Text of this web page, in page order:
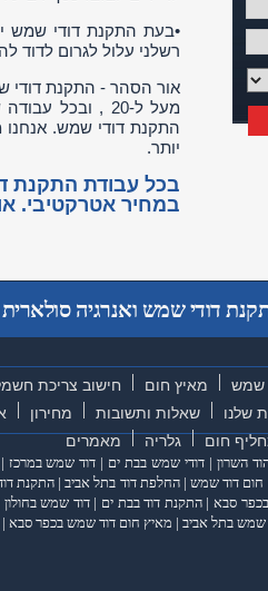
•בעת התקנת דודי שמש
רשלני עלול לגרום
אור הסהר - התקנת דודי
מעל ל-20 ,
התקנת דודי שמש. אנחנו
יותר.
בכל עבודת התקנת
במחיר אטרקטיבי.
השרון| דודי שמש בבת ים | דוד שמש במרכז
חום דוד שמש|החלפת דוד בתל אביב| התקנת
סבא |התקנת דוד בבת ים |דוד שמש בחולון
שמש בתל אביב | מאיץ חום דוד שמש בכפר סבא |
דודי שמש ואנרגיה סולארית
שמש מאיץ חום חישוב צריכת
שלנו
שאלות ותשובות מחירון
חום
גלריה מאמרים